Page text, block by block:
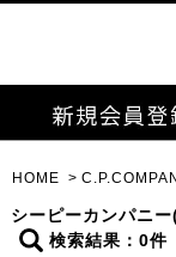
HOME
シーピーカンパニ
検索結果：0件